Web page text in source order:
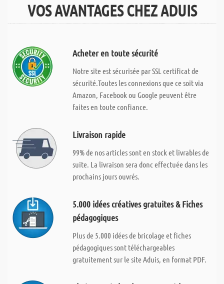
VOS AVANTAGES CHEZ ADUIS
Acheter en toute sécurité
Notre site est sécurisée par SSL certificat de
sécurité.Toutes les connexions que ce soit via
Amazon, Facebook ou Google peuvent être
faites en toute confiance.
Livraison rapide
99% de nos articles sont en stock et livrables de
suite. La livraison sera donc effectuée dans les
prochains jours ouvrés.
5.000 idées créatives gratuites & Fiches
pédagogiques
Plus de 5.000 idées de bricolage et fiches
pédagogiques sont téléchargeables
gratuitement sur le site Aduis, en format PDF.